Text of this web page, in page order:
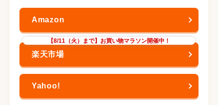
【8/11（火）まで】お買い物マラソン開催中！